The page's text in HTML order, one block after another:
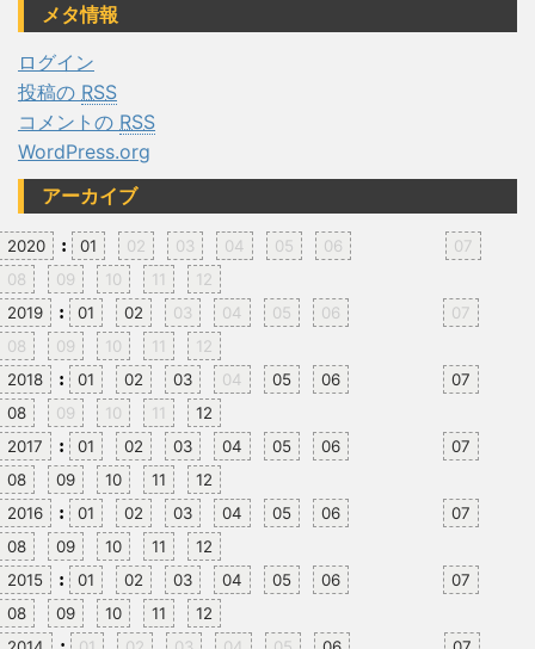
メタ情報
ログイン
投稿の RSS
コメントの RSS
WordPress.org
アーカイブ
2020 : 01 02 03 04 05 06
07
08
09 10 11
12
2019
: 01 02 03 04 05 06
07
08
09 10 11
12
2018
: 01 02 03 04 05 06
07
08
09 10 11
12
2017
: 01 02 03 04 05 06
07
08
09 10 11
12
2016
: 01 02 03 04 05 06
07
08
09 10 11
12
2015
: 01 02 03 04 05 06
07
08
09 10 11
12